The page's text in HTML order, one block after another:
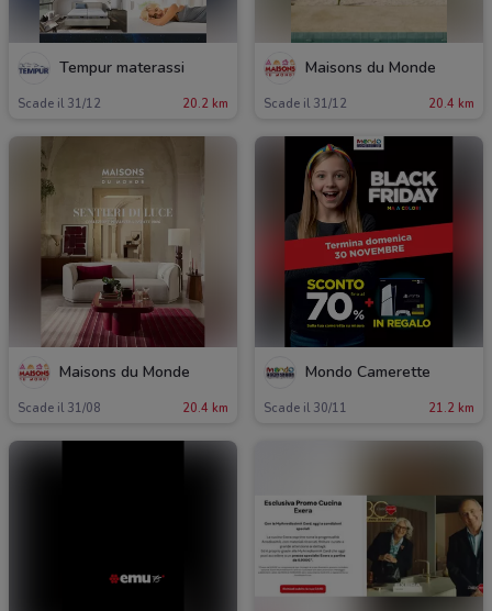
Tempur materassi
Scade il 31/12 20.2 km
Maisons du Monde
Scade il 31/12 20.4 km
Maisons du Monde
Scade il 31/08 20.4 km
Mondo Camerette
Scade il 30/11 21.2 km